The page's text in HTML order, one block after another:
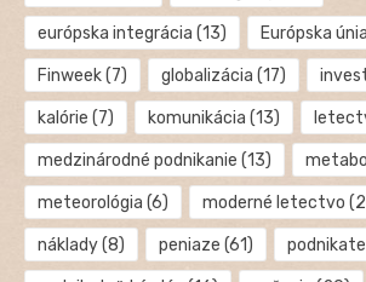
európska integrácia (13) Európska únia
Finweek(7) globalizácia (17)
kalórie (7) komunikácia (13)
medzinárodné podnikanie (13)
meteorológia (6) moderné letectvo
náklady(8) peniaze (61)